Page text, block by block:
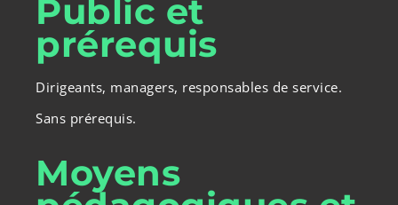
Public et
prérequis
Dirigeants, managers, responsables de service.
Sans prérequis.
Moyens